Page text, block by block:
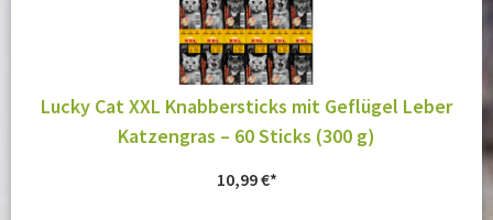
Lucky Cat XXL Knabbersticks mit Geflügel Leber
Katzengras – 60 Sticks (300 g)
10,99€